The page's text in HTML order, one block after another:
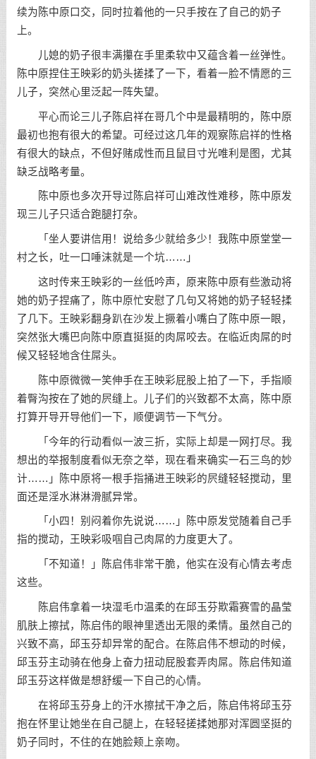
续为陈中原口交，同时拉着他的一只手按在了自己的奶子
上。
儿媳的奶子很丰满攥在手里柔软中又蕴含着一丝弹性。
陈中原捏住王映彩的奶头搓揉了一下，看着一脸不情愿的三
儿子，突然心里泛起一阵失望。
平心而论三儿子陈启祥在哥几个中是最精明的，陈中原
最初也抱有很大的希望。可经过这几年的观察陈启祥的性格
有很大的缺点，不但好赌成性而且鼠目寸光唯利是图，尤其
缺乏战略考量。
陈中原也多次开导过陈启祥可山难改性难移，陈中原发
现三儿子只适合跑腿打杂。
「坐人要讲信用！说给多少就给多少！我陈中原堂堂一
村之长，吐一口唾沫就是一个坑……」
这时传来王映彩的一丝低吟声，原来陈中原有些激动将
她的奶子捏痛了，陈中原忙安慰了几句又将她的奶子轻轻揉
了几下。王映彩翻身趴在沙发上撅着小嘴白了陈中原一眼，
突然张大嘴巴向陈中原直挺挺的肉屌咬去。在临近肉屌的时
候又轻轻地含住屌头。
陈中原微微一笑伸手在王映彩屁股上拍了一下，手指顺
着臀沟按在了她的屄缝上。儿子们的兴致都不太高，陈中原
打算开导开导他们一下，顺便调节一下气分。
「今年的行动看似一波三折，实际上却是一网打尽。我
想出的举报制度看似无奈之举，现在看来确实一石三鸟的妙
计……」陈中原将一根手指捅进王映彩的屄缝轻轻搅动，里
面还是淫水淋淋滑腻异常。
「小四！别闷着你先说说……」陈中原发觉随着自己手
指的搅动，王映彩吸啯自己肉屌的力度更大了。
「不知道！」陈启伟非常干脆，他实在没有心情去考虑
这些。
陈启伟拿着一块湿毛巾温柔的在邱玉芬欺霜赛雪的晶莹
肌肤上擦拭，陈启伟的眼神里透出无限的柔情。虽然自己的
兴致不高，邱玉芬却异常的配合。在陈启伟不想动的时候，
邱玉芬主动骑在他身上奋力扭动屁股套弄肉屌。陈启伟知道
邱玉芬这样做是想舒缓一下自己的心情。
在将邱玉芬身上的汗水擦拭干净之后，陈启伟将邱玉芬
抱在怀里让她坐在自己腿上，在轻轻搓揉她那对浑圆坚挺的
奶子同时，不住的在她脸颊上亲吻。